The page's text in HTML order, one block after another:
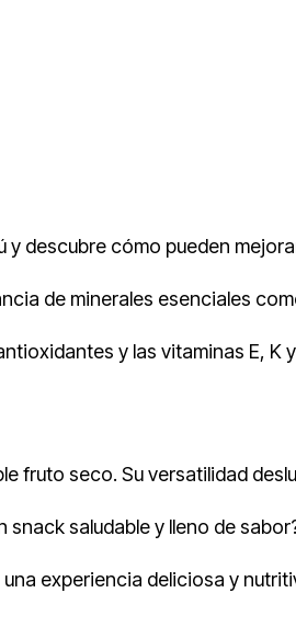
descubre cómo pueden
de minerales esenciales
y las vitaminas E, K
fruto seco. Su versatilidad
saludable y lleno de
experiencia deliciosa y